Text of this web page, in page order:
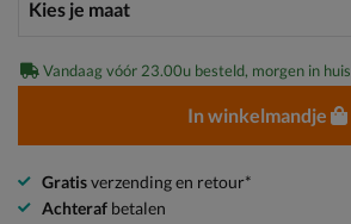
Vandaag vóór 23.00u besteld, morgen in huis
In winkelmandje
Gratisverzending en retour*
Achteraf betalen